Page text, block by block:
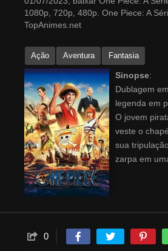
1080p, 720p, 480p. One Piece: A
TopAnimes.net
Ação Aventura Fantasia
Sinopse:
Dublagem
legenda em
O jovem
veste o
sua
zarpa em
0